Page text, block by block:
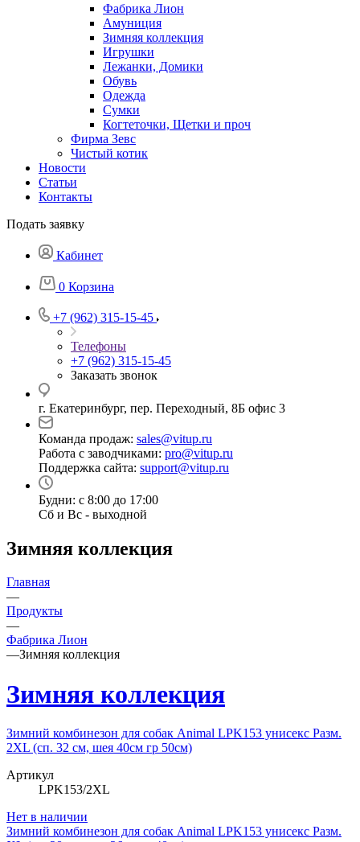
Фабрика Лион
Амуниция
Зимняя коллекция
Игрушки
Лежанки, Домики
Обувь
Одежда
Сумки
Когтеточки, Щетки и проч
Фирма Зевс
Чистый котик
Новости
Статьи
Контакты
Подать заявку
Кабинет
0 Корзина
+7 (962) 315-15-45
Телефоны
+7 (962) 315-15-45
Заказать звонок
г. Екатеринбург, пер. Переходный, 8Б офис 3
Команда продаж: sales@vitup.ru
Работа с заводчиками: pro@vitup.ru
Поддержка сайта: support@vitup.ru
Будни: с 8:00 до 17:00
Сб и Вс - выходной
Зимняя коллекция
Главная
—
Продукты
—
Фабрика Лион
—Зимняя коллекция
Зимняя коллекция
Зимний комбинезон для собак Animal LPK153 унисекс Разм.
2XL (сп. 32 см, шея 40см гр 50см)
Артикул
LPK153/2XL
Нет в наличии
Зимний комбинезон для собак Animal LPK153 унисекс Разм.